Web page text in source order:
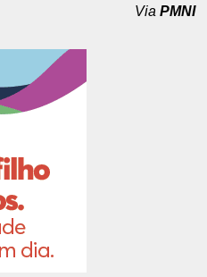
Via PMNI